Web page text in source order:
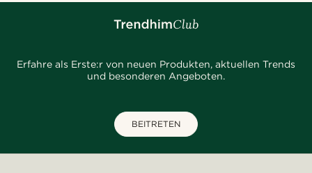
Erfahre als Erste:r von neuen Produkten, aktuellen Trends
und besonderen Angeboten.
BEITRETEN